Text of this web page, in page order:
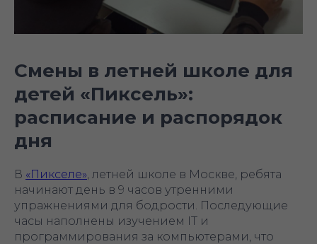
Смены в летней школе для
детей «Пиксель»:
расписание и распорядок
дня
В «Пикселе» , летней школе в Москве, ребята
начинают день в 9 часов утренними
упражнениями для бодрости. Последующие
часы наполнены изучением IT и
программирования за компьютерами, что